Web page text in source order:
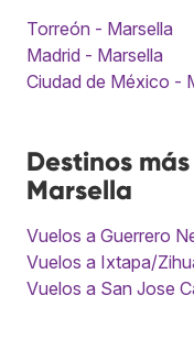
Torreón - Marsella
Madrid - Marsella
Ciudad de México -
Destinos
Marsella
Vuelos a Guerrero
Vuelos a Ixtapa/
Vuelos a San Jose